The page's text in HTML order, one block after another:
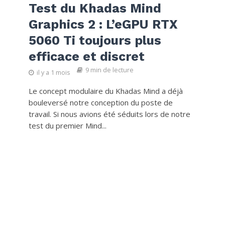
Test du Khadas Mind
Graphics 2 : L’eGPU RTX
5060 Ti toujours plus
efficace et discret
il y a 1 mois 9 min de lecture
Le concept modulaire du Khadas Mind a déjà
bouleversé notre conception du poste de
travail. Si nous avions été séduits lors de notre
test du premier Mind...